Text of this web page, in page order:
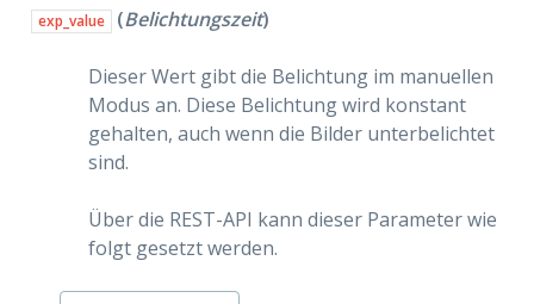
exp_value (Belichtungszeit)
Dieser Wert gibt die Belichtung im manuellen
Modus an. Diese Belichtung wird konstant
gehalten, auch wenn die Bilder unterbelichtet
sind.
Über die REST-API kann dieser Parameter wie
folgt gesetzt werden.